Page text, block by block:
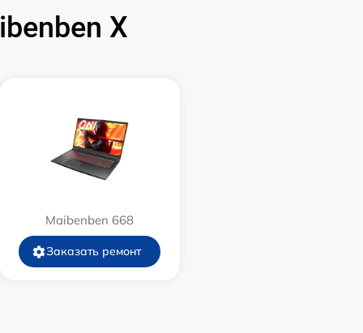
650 р
X
Maibenben 668
Заказать ремонт